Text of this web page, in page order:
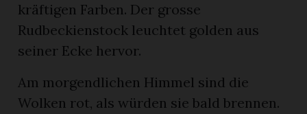
kräftigen Farben. Der grosse
Rudbeckienstock leuchtet golden aus
seiner Ecke hervor.
Am morgendlichen Himmel sind die
Wolken rot, als würden sie bald brennen.